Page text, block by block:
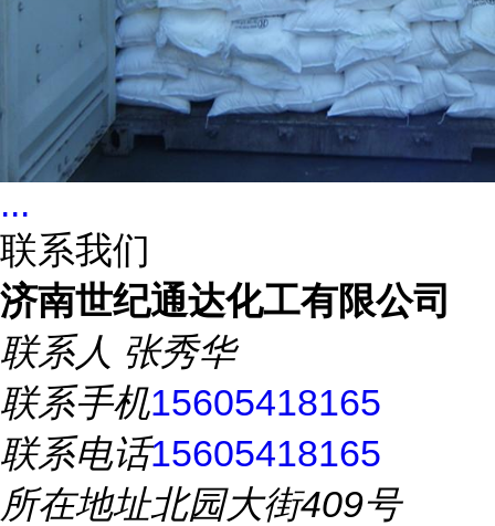
...
联系我们
济南世纪通达化工有限公司
联系人 张秀华
联系手机15605418165
联系电话15605418165
所在地址北园大街409号